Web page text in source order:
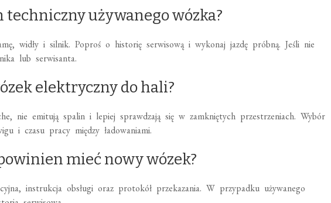
techniczny używanego wózka?
widły i silnik. Poproś o historię serwisową i wykonaj jazdę próbną. Jeśli nie
lub serwisanta.
elektryczny do hali?
nie emitują spalin i lepiej sprawdzają się w zamkniętych przestrzeniach. Wybór
i czasu pracy między ładowaniami.
mieć nowy wózek?
instrukcja obsługi oraz protokół przekazania. W przypadku używanego